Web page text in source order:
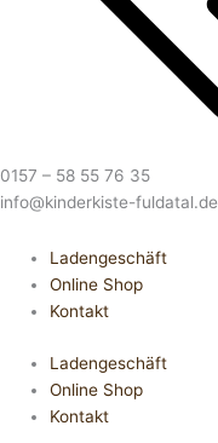
0157 – 58 55 76 35
info@kinderkiste-fuldatal.de
Ladengeschäft
Online Shop
Kontakt
Ladengeschäft
Online Shop
Kontakt